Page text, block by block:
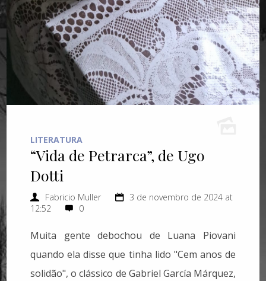
LITERATURA
“Vida de Petrarca”, de Ugo
Dotti
Fabricio Muller
3 de novembro de 2024 at
12:52
0
Muita gente debochou de Luana Piovani
quando ela disse que tinha lido "Cem anos de
solidão", o clássico de Gabriel García Márquez,